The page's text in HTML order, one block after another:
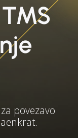
povezavo